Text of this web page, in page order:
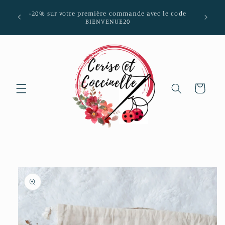
au
-20% sur votre première commande avec le code
BIENVENUE20
Panier
Passer aux
informations
produits